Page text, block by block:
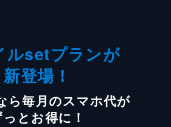
ルsetプランが
新登場！
ら毎月のスマホ代が
とお得に！